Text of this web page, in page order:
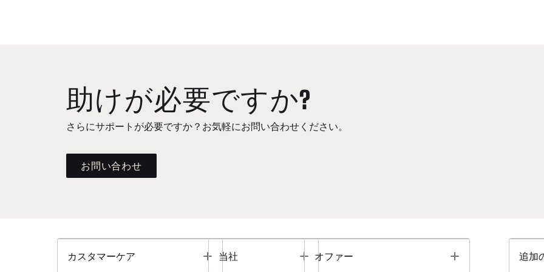
助けが必要ですか?
さらにサポートが必要ですか？お気軽にお問い合わせください。
お問い合わせ
カスタマーケア Toggle
当社 Toggle
オファー Toggle 追加